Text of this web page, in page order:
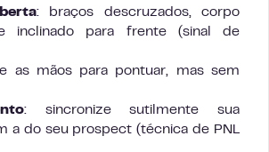
: braços descruzados, corpo
inclinado para frente (sinal de
as mãos para pontuar, mas sem
: sincronize sutilmente sua
a do seu prospect (técnica de PNL